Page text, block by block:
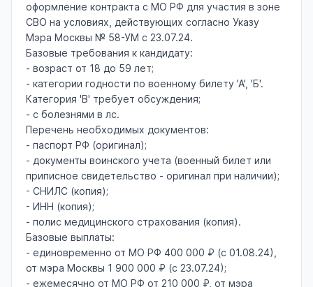
оформление контракта с МО РФ для участия в зоне
СВО на условиях, действующих согласно Указу
Мэра Москвы № 58-УМ с 23.07.24.
Базовые требования к кандидату:
- возраст от 18 до 59 лет;
- категории годности по военному билету 'А', 'Б'.
Категория 'В' требует обсуждения;
- с болезнями в лс.
Перечень необходимых документов:
- паспорт РФ (оригинал);
- документы воинского учета (военный билет или
приписное свидетельство - оригинал при наличии);
- СНИЛС (копия);
- ИНН (копия);
- полис медицинского страхования (копия).
Базовые выплаты:
- единовременно от МО РФ 400 000 ₽ (с 01.08.24),
от мэра Москвы 1 900 000 ₽ (с 23.07.24);
- ежемесячно от МО РФ от 210 000 ₽, от мэра